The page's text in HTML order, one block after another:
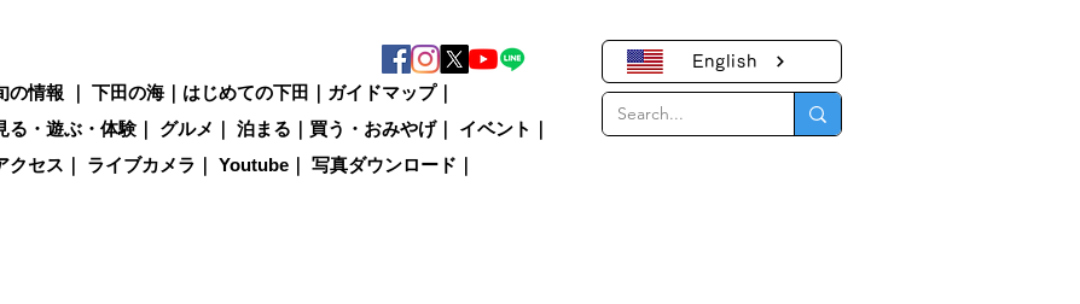
の情報 ｜ 下田の海 ｜ はじめての下田 ｜ ガイドマップ｜
る・遊ぶ・体験｜ グルメ ｜ 泊まる ｜ 買う・おみやげ｜ イベント｜
クセス ｜ ライブカメラ ｜ Youtube ｜ 写真ダウンロード ｜
English